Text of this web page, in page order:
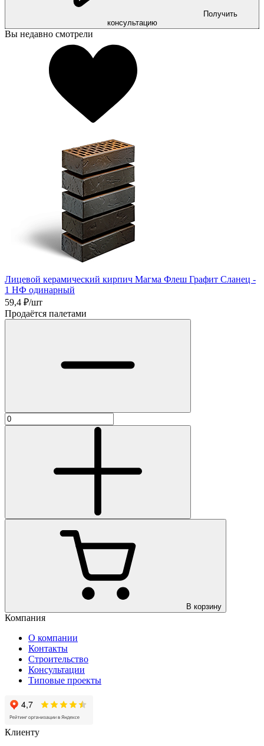
Получить
консультацию
Вы недавно смотрели
Лицевой керамический кирпич Магма Флеш Графит Сланец -
1 НФ одинарный
59,4 ₽/шт
Продаётся палетами
В корзину
Компания
О компании
Контакты
Строительство
Консультации
Типовые проекты
Клиенту